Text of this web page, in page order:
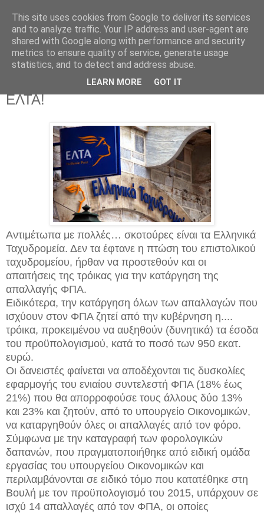
Δευτέρα 1 Δεκεμβρίου 2014
Η τρόικα έβαλε στο στόχαστρο και τα
ΕΛΤΑ!
Αντιμέτωπα με πολλές… σκοτούρες είναι τα Ελληνικά
Ταχυδρομεία. Δεν τα έφτανε η πτώση του επιστολικού
ταχυδρομείου, ήρθαν να προστεθούν και οι
απαιτήσεις της τρόικας για την κατάργηση της
απαλλαγής ΦΠΑ.
Ειδικότερα, την κατάργηση όλων των απαλλαγών που
ισχύουν στον ΦΠΑ ζητεί από την κυβέρνηση η....
τρόικα, προκειμένου να αυξηθούν (δυνητικά) τα έσοδα
του προϋπολογισμού, κατά το ποσό των 950 εκατ.
ευρώ.
Οι δανειστές φαίνεται να αποδέχονται τις δυσκολίες
εφαρμογής του ενιαίου συντελεστή ΦΠΑ (18% έως
21%) που θα απορροφούσε τους άλλους δύο 13%
και 23% και ζητούν, από το υπουργείο Οικονομικών,
να καταργηθούν όλες οι απαλλαγές από τον φόρο.
Σύμφωνα με την καταγραφή των φορολογικών
δαπανών, που πραγματοποιήθηκε από ειδική ομάδα
εργασίας του υπουργείου Οικονομικών και
περιλαμβάνονται σε ειδικό τόμο που κατατέθηκε στη
Βουλή με τον προϋπολογισμό του 2015, υπάρχουν σε
ισχύ 14 απαλλαγές από τον ΦΠΑ, οι οποίες
This site uses cookies from Google to deliver its services
and to analyze traffic. Your IP address and user-agent are
shared with Google along with performance and security
metrics to ensure quality of service, generate usage
statistics, and to detect and address abuse.
LEARN MORE GOT IT